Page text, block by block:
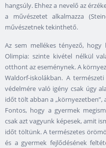
hangsúly. Ehhez a nevelő az
a művészetet alkalmazza
művészetnek tekinthető.
Az sem mellékes tényező, hogy
Olimpia: szinte kivétel nélkül
otthont az eseménynek. A
Waldorf-iskolákban. A
védelmére való igény csak úgy
időt tölt abban a
Fontos, hogy a gyermek
csak azt vagyunk képesek, amit
időt töltünk. A természetes
és a gyermek fejlődésének